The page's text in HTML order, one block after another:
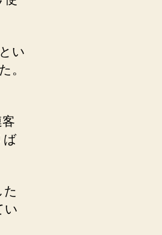
い
。
ば
た
い